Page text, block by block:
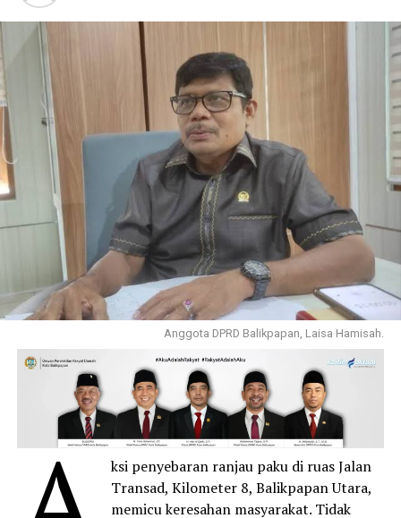
Anggota DPRD Balikpapan, Laisa Hamisah.
ksi penyebaran ranjau paku di ruas Jalan
Transad, Kilometer 8, Balikpapan Utara,
memicu keresahan masyarakat. Tidak